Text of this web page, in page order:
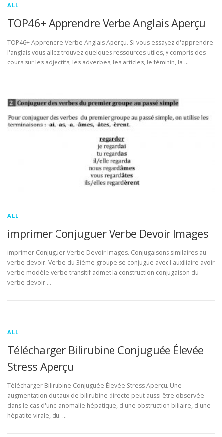
ALL
TOP46+ Apprendre Verbe Anglais Aperçu
TOP46+ Apprendre Verbe Anglais Aperçu. Si vous essayez d'apprendre
l'anglais vous allez trouvez quelques ressources utiles, y compris des
cours sur les adjectifs, les adverbes, les articles, le féminin, la …
ALL
imprimer Conjuguer Verbe Devoir Images
imprimer Conjuguer Verbe Devoir Images. Conjugaisons similaires au
verbe devoir. Verbe du 3ième groupe se conjugue avec l'auxiliaire avoir
verbe modèle verbe transitif admet la construction conjugaison du
verbe devoir …
ALL
Télécharger Bilirubine Conjuguée Élevée
Stress Aperçu
Télécharger Bilirubine Conjuguée Élevée Stress Aperçu. Une
augmentation du taux de bilirubine directe peut aussi être observée
dans le cas d'une anomalie hépatique, d'une obstruction biliaire, d'une
hépatite virale, du. …